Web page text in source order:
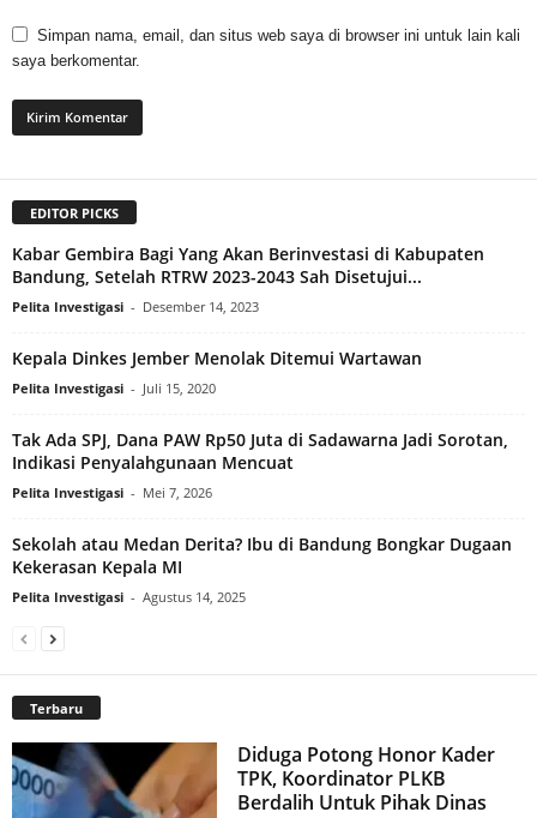
Simpan nama, email, dan situs web saya di browser ini untuk lain kali
saya berkomentar.
EDITOR PICKS
Kabar Gembira Bagi Yang Akan Berinvestasi di Kabupaten
Bandung, Setelah RTRW 2023-2043 Sah Disetujui...
Pelita Investigasi - Desember 14, 2023
Kepala Dinkes Jember Menolak Ditemui Wartawan
Pelita Investigasi - Juli 15, 2020
Tak Ada SPJ, Dana PAW Rp50 Juta di Sadawarna Jadi Sorotan,
Indikasi Penyalahgunaan Mencuat
Pelita Investigasi - Mei 7, 2026
Sekolah atau Medan Derita? Ibu di Bandung Bongkar Dugaan
Kekerasan Kepala MI
Pelita Investigasi - Agustus 14, 2025
Terbaru
Diduga Potong Honor Kader
TPK, Koordinator PLKB
Berdalih Untuk Pihak Dinas